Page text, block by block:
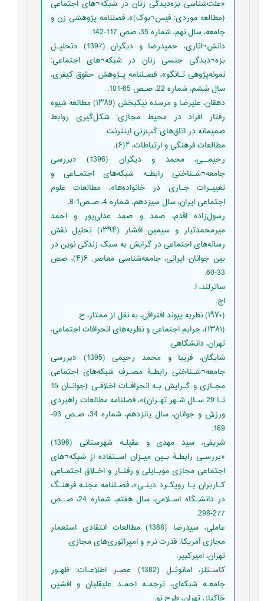
«علت‌شناسی بزه‌دیدگی زنان در شبکه¬های اجتماعی
(مطالعه موردی: فیس¬بوک)»، فصلنامه پژوهشی زن و
جامعه، سال نهم، شماره 35، صص 117-142.
دانش¬اناری، حمیدرضا و دیگران (1397) «تحلیـل
بزه¬دیدگی جنسی زنان در شبکه¬های اجتماعی:
نمونه‌پژوهی تـانگو»، فصـلنامه پـژوهش حقوق کیفری،
سال ششم، شماره 22، صـص 65-101.
دهقان، علیرضا و مرسده نیکبخش (۱۳۸9) مطالعه شیوه
رفتار افراد در محیط مجازی: شکل‌گیری روابط
صمیمانه در اتاق‌های گپ‌زنی اینترنت.
مطالعات فرهنگی و ارتباطات، ۲(۶).
رحیمــی، محمد و دیگران (1396) «بررسی
جامعه¬شـناختی رابطـه شبکه‌های اجتمـاعی و
تغییـرات جـاری در خانواده‌ها»، مطالعات علوم
اجتماعی ایران، سال سیزدهم، شماره 4، صـص1-8.
رسول‌زاده اقدم، صمد و صمد عدلی‌پور و احمد
میر‌محمد‌تبار و سیمین افشار (۱۳۹۴) تحلیل نقش
رسانه‌های اجتماعی در گرایش به سبک زندگی نوین در
بین جوانان ایرانی، جامعه‌شناسی معاصر, ۶(۴)، صص
33-60.
ساترلند، ا.
اچ.
(۱۳۸۱)، جرایم اجتماعی و نظریه‌های انحرافات اجتماعی،
تهران، دانشگاهی.
شایگان، فریبا و محمد رحیمی (1395) «بررسی
جامعه¬شـناختی رابطـۀ مصـرف شبکه‌های اجتماعی
مجـازی و گـرایش بـه انحرافـات اخلاقـی (جوانـان 15
تـا 29 سـال شـهر تهـران)»، فصلنامه مطالعات راهبردی
ورزش و جوانان، سال پانزدهم، شماره 34، صـص 93-
169.
شریفی، سید مهدی و عقیلـه شهرستانی (1396)
«بررسـی رابطـۀ بـین میـزان اسـتفاده از شبکه¬های
اجتماعی مجازی موبـایلی و رفتـار و اخـلاق اجتمـاعی
کـاربران بـا رویکـرد دینـی»، فصـلنامه مجلـه فرهنـگ
در دانشـگاه اسـلامی، سال هفتم، شماره 24، صــص
277-298.
عاملی، سیدرضا (1388) مطالعات انتقادی استعمار
مجازی آمریکا: قدرت نرم و امپراتوری‌های مجازی.
تهران، امیرکبیر.
کاسـتلز، امانوئـل (1382) عصـر اطلاعـات: ظهـور
جامعـه شبکه‌ای، ترجمـه احمـد علیقلیان و افشین